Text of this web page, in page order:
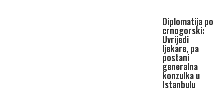
Diplomatija po
crnogorski:
Uvrijedi
ljekare, pa
postani
generalna
konzulka u
Istanbulu